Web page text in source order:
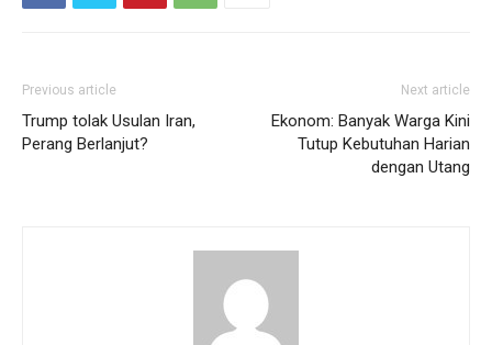
Previous article
Trump tolak Usulan Iran,
Perang Berlanjut?
Next article
Ekonom: Banyak Warga Kini
Tutup Kebutuhan Harian
dengan Utang